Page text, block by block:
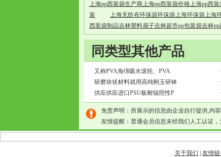
上海pp西装袋生产商上海pp西装袋价格上海pp西
装
上海无纺布环保袋环保袋上海环保袋上海
西装袋制品吉林塑料扇子吉林超市pp包装袋吉林
同类型其他产品
又称PVA海绵吸水滚轮、PVA
研磨块状材料就用高纯刚玉研钵
供应供应进口PSU板耐辐照性P
免责声明：所展示的信息由企业自行提供,内
友情提醒：普通会员信息未经我们人工认证
关于我们 友情